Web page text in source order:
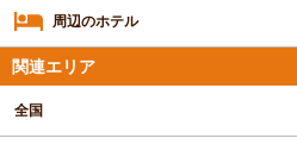
周辺のホテル
関連エリア
全国